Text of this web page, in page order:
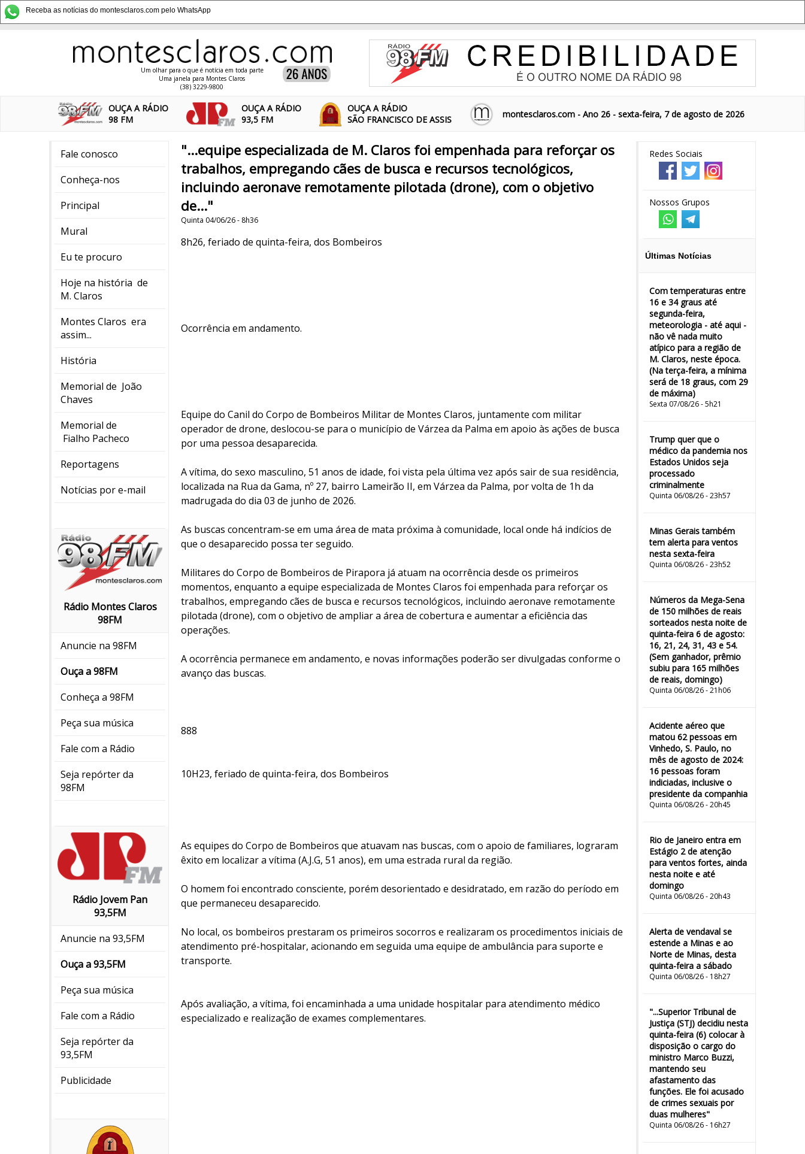
Receba as notícias do montesclaros.com pelo WhatsApp
Um olhar para o que é notícia em toda parte
Uma janela para Montes Claros
(38) 3229-9800
OUÇA A RÁDIO
98 FM
OUÇA A RÁDIO
93,5 FM
OUÇA A RÁDIO
SÃO FRANCISCO DE ASSIS
montesclaros.com - Ano 26 - sexta-feira, 7 de agosto de 2026
Fale conosco
Conheça-nos
Principal
Mural
Eu te procuro
Hoje na história de
M. Claros
Montes Claros era
assim...
História
Memorial de João
Chaves
Memorial de
Fialho Pacheco
Reportagens
Notícias por e-mail
Rádio Montes Claros
98FM
Anuncie na 98FM
Ouça a 98FM
Conheça a 98FM
Peça sua música
Fale com a Rádio
Seja repórter da
98FM
Rádio Jovem Pan
93,5FM
Anuncie na 93,5FM
Ouça a 93,5FM
Peça sua música
Fale com a Rádio
Seja repórter da
93,5FM
Publicidade
Redes Sociais
Nossos Grupos
Últimas Notícias
Com temperaturas entre
16 e 34 graus até
segunda-feira,
meteorologia - até aqui -
não vê nada muito
atípico para a região de
M. Claros, neste época.
(Na terça-feira, a mínima
será de 18 graus, com 29
de máxima)
Sexta 07/08/26 - 5h21
Trump quer que o
médico da pandemia nos
Estados Unidos seja
processado
criminalmente
Quinta 06/08/26 - 23h57
Minas Gerais também
tem alerta para ventos
nesta sexta-feira
Quinta 06/08/26 - 23h52
Números da Mega-Sena
de 150 milhões de reais
sorteados nesta noite de
quinta-feira 6 de agosto:
16, 21, 24, 31, 43 e 54.
(Sem ganhador, prêmio
subiu para 165 milhões
de reais, domingo)
Quinta 06/08/26 - 21h06
Acidente aéreo que
matou 62 pessoas em
Vinhedo, S. Paulo, no
mês de agosto de 2024:
16 pessoas foram
indiciadas, inclusive o
presidente da companhia
Quinta 06/08/26 - 20h45
Rio de Janeiro entra em
Estágio 2 de atenção
para ventos fortes, ainda
nesta noite e até
domingo
Quinta 06/08/26 - 20h43
Alerta de vendaval se
estende a Minas e ao
Norte de Minas, desta
quinta-feira a sábado
Quinta 06/08/26 - 18h27
"...Superior Tribunal de
Justiça (STJ) decidiu nesta
quinta-feira (6) colocar à
disposição o cargo do
ministro Marco Buzzi,
mantendo seu
afastamento das
funções. Ele foi acusado
de crimes sexuais por
duas mulheres"
Quinta 06/08/26 - 16h27
"...equipe especializada de M. Claros foi empenhada para reforçar os
trabalhos, empregando cães de busca e recursos tecnológicos,
incluindo aeronave remotamente pilotada (drone), com o objetivo
de..."
Quinta 04/06/26 - 8h36
8h26, feriado de quinta-feira, dos Bombeiros
Ocorrência em andamento.
Equipe do Canil do Corpo de Bombeiros Militar de Montes Claros, juntamente com militar
operador de drone, deslocou-se para o município de Várzea da Palma em apoio às ações de busca
por uma pessoa desaparecida.
A vítima, do sexo masculino, 51 anos de idade, foi vista pela última vez após sair de sua residência,
localizada na Rua da Gama, nº 27, bairro Lameirão II, em Várzea da Palma, por volta de 1h da
madrugada do dia 03 de junho de 2026.
As buscas concentram-se em uma área de mata próxima à comunidade, local onde há indícios de
que o desaparecido possa ter seguido.
Militares do Corpo de Bombeiros de Pirapora já atuam na ocorrência desde os primeiros
momentos, enquanto a equipe especializada de Montes Claros foi empenhada para reforçar os
trabalhos, empregando cães de busca e recursos tecnológicos, incluindo aeronave remotamente
pilotada (drone), com o objetivo de ampliar a área de cobertura e aumentar a eficiência das
operações.
A ocorrência permanece em andamento, e novas informações poderão ser divulgadas conforme o
avanço das buscas.
888
10H23, feriado de quinta-feira, dos Bombeiros
As equipes do Corpo de Bombeiros que atuavam nas buscas, com o apoio de familiares, lograram
êxito em localizar a vítima (A.J.G, 51 anos), em uma estrada rural da região.
O homem foi encontrado consciente, porém desorientado e desidratado, em razão do período em
que permaneceu desaparecido.
No local, os bombeiros prestaram os primeiros socorros e realizaram os procedimentos iniciais de
atendimento pré-hospitalar, acionando em seguida uma equipe de ambulância para suporte e
transporte.
Após avaliação, a vítima, foi encaminhada a uma unidade hospitalar para atendimento médico
especializado e realização de exames complementares.